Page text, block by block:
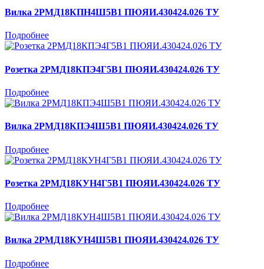
Вилка 2РМД18КПН4Ш5В1 ПЮЯИ.430424.026 ТУ
Подробнее
Розетка 2РМД18КПЭ4Г5В1 ПЮЯИ.430424.026 ТУ
Подробнее
Вилка 2РМД18КПЭ4Ш5В1 ПЮЯИ.430424.026 ТУ
Подробнее
Розетка 2РМД18КУН4Г5В1 ПЮЯИ.430424.026 ТУ
Подробнее
Вилка 2РМД18КУН4Ш5В1 ПЮЯИ.430424.026 ТУ
Подробнее